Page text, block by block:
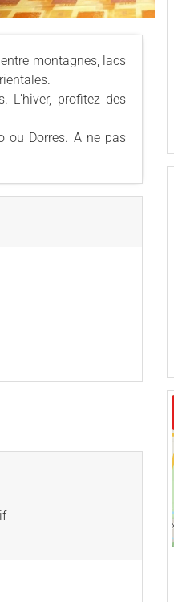
montagnes, lacs
L’hiver, profitez des
ou Dorres. A ne pas